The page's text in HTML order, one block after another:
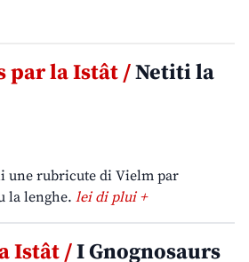
par la Istât /Netiti la
une rubricute di Vielm par
la lenghe. lei di plui +
Istât /I Gnognosaurs